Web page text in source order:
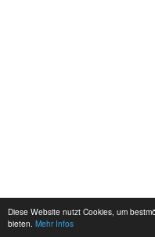
Diese Website nutzt Cookies, um
bieten. Mehr Infos